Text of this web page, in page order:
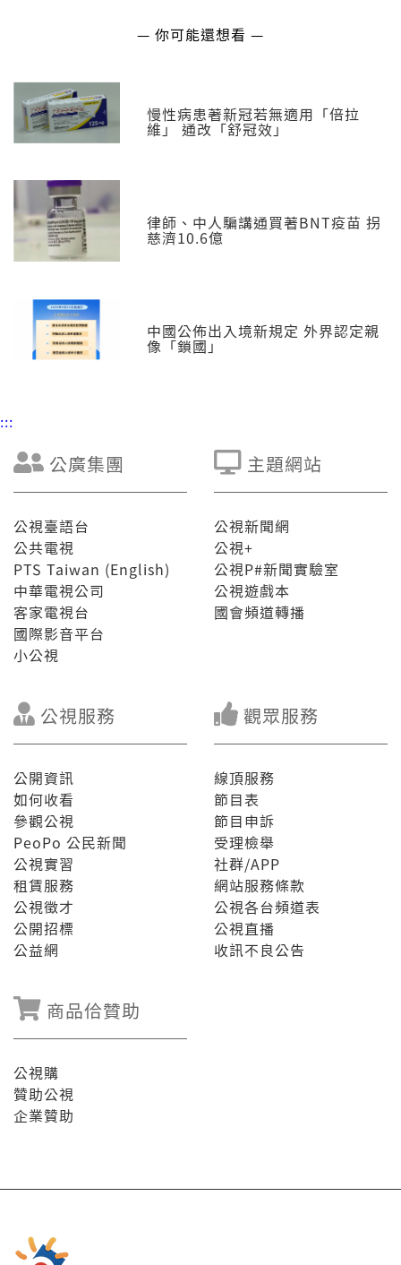
— 你可能還想看 —
慢性病患著新冠若無適用「倍拉
維」 通改「舒冠效」
律師、中人騙講通買著BNT疫苗 拐
慈濟10.6億
中國公佈出入境新規定 外界認定親
像「鎖國」
:::
公廣集團
公視臺語台
公共電視
PTS Taiwan (English)
中華電視公司
客家電視台
國際影音平台
小公視
主題網站
公視新聞網
公視+
公視P#新聞實驗室
公視遊戲本
國會頻道轉播
公視服務
公開資訊
如何收看
參觀公視
PeoPo 公民新聞
公視實習
租賃服務
公視徵才
公開招標
公益網
觀眾服務
線頂服務
節目表
節目申訴
受理檢舉
社群/APP
網站服務條款
公視各台頻道表
公視直播
收訊不良公告
商品佮贊助
公視購
贊助公視
企業贊助